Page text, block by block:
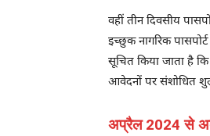
वहीं तीन दिवसीय
इच्छुक नागरिक
सूचित किया जाता है
आवेदनों पर संशोधित
अप्रैल 2024 से अब